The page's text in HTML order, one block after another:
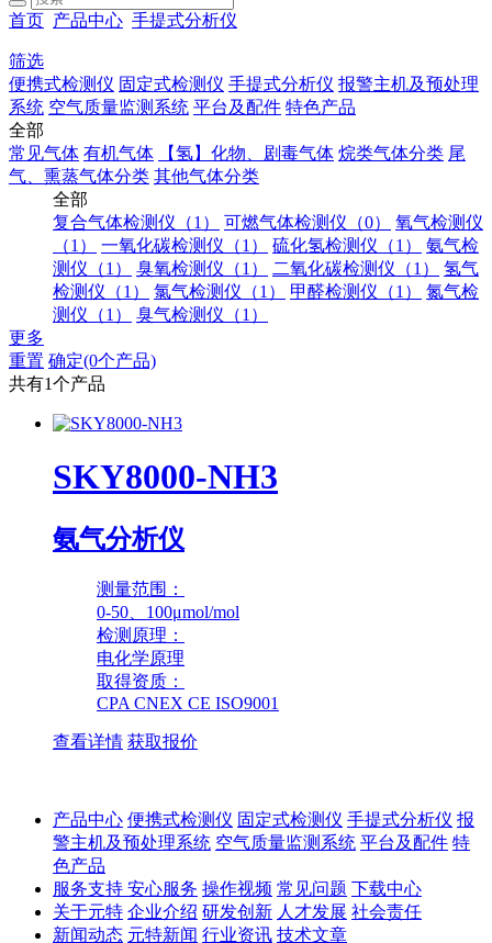
首页 产品中心 手提式分析仪
筛选
便携式检测仪 固定式检测仪 手提式分析仪 报警主机及预处理
系统 空气质量监测系统 平台及配件 特色产品
全部
常见气体 有机气体 【氢】化物、剧毒气体 烷类气体分类 尾
气、熏蒸气体分类 其他气体分类
全部
复合气体检测仪（1）
可燃气体检测仪（0）
氧气检测仪
（1）
一氧化碳检测仪（1） 硫化氢检测仪（1）
氨气检
测仪（1）
臭氧检测仪（1） 二氧化碳检测仪（1）
氢气
检测仪（1）
氯气检测仪（1） 甲醛检测仪（1）
氮气检
测仪（1）
臭气检测仪（1）
更多
重置 确定(0个产品)
共有1个产品
SKY8000-NH3
氨气分析仪
测量范围：
0-50、100μmol/mol
检测原理：
电化学原理
取得资质：
CPA CNEX CE ISO9001
查看详情 获取报价
产品中心 便携式检测仪 固定式检测仪 手提式分析仪 报
警主机及预处理系统 空气质量监测系统 平台及配件 特
色产品
服务支持 安心服务 操作视频 常见问题 下载中心
关于元特 企业介绍 研发创新 人才发展 社会责任
新闻动态 元特新闻 行业资讯 技术文章